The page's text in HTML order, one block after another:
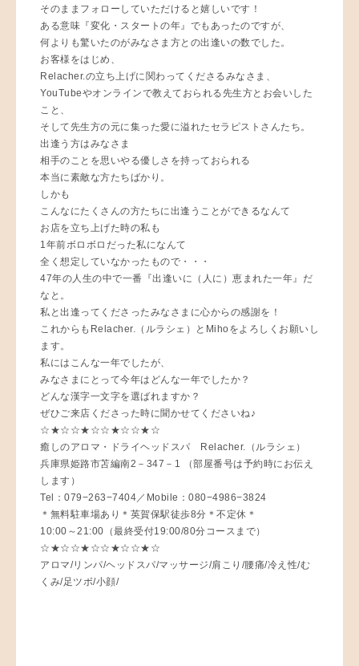
そのままフォローしていただけると嬉しいです！
ある意味『変化・スタートの年』でもあったのですが、
何よりも驚いたのがみなさま方との出逢いの数でした。
お客様をはじめ、
Relacher.の立ち上げに関わってくださるみなさま、
YouTubeやオンラインで教えておられる先生方とお会いした
こと、
そして先生方の元に集った愛に溢れたセラピストさんたち。
出逢う方はみなさま
相手のことを思いやる優しさを持っておられる
本当に素敵な方たちばかり。
しかも
こんなにたくさんの方たちに出逢うことができるなんて
お店を立ち上げた時の私も
1年前ボロボロだった私になんて
全く想定していなかったもので・・・
47年の人生の中で一番『出逢いに（人に）恵まれた一年』だ
なと。
私と出逢ってくださったみなさまに心からの感謝を！
これからもRelacher.（ルラシェ）とMihoをよろしくお願いし
ます。
私にはこんな一年でしたが、
みなさまにとって今年はどんな一年でしたか？
どんな漢字一文字を選ばれますか？
ぜひご来店くださった時に聞かせてくださいね♪
☆★☆☆★☆☆★☆☆★☆
癒しのアロマ・ドライヘッドスパ Relacher.（ルラシェ）
兵庫県姫路市苫編南2－347－1 （部屋番号は予約時にお伝え
します）
Tel：079−263−7404／Mobile：080−4986−3824
＊無料駐車場あり＊英賀保駅徒歩8分＊不定休＊
10:00～21:00（最終受付19:00/80分コースまで）
☆★☆☆★☆☆★☆☆★☆
アロマ/リンパ/ヘッドスパ/マッサージ/肩こり/腰痛/冷え性/む
くみ/足ツボ/小顔/